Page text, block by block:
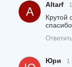
A
Altarf
Крутой
Ответить
Юри 1